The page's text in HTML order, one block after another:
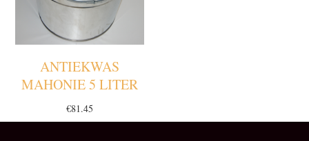
ANTIEKWAS
MAHONIE 5 LITER
€81.45